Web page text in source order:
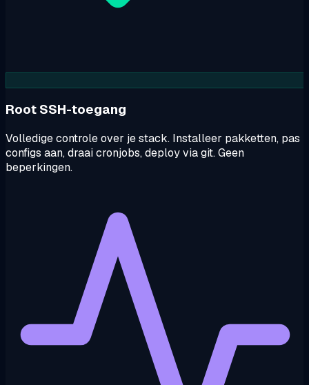
Root SSH-toegang
Volledige controle over je stack. Installeer pakketten, pas
configs aan, draai cronjobs, deploy via git. Geen
beperkingen.